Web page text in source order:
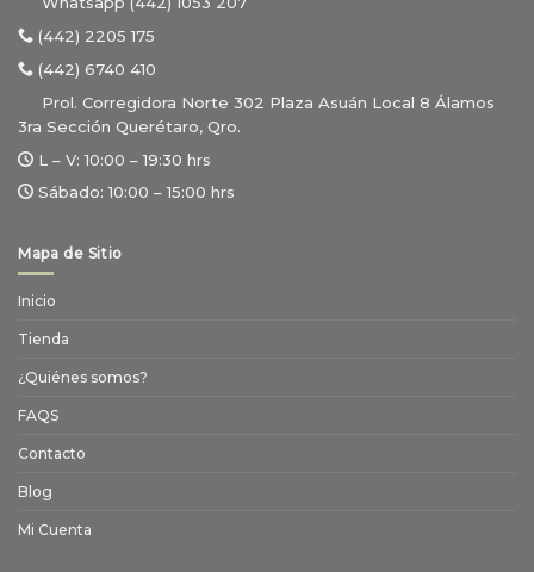
(442) 2205 175
(442) 6740 410
Prol. Corregidora Norte 302 Plaza Asuán Local 8 Álamos
3ra Sección Querétaro, Qro.
L – V: 10:00 – 19:30 hrs
Sábado: 10:00 – 15:00 hrs
Mapa de Sitio
Inicio
Tienda
¿Quiénes somos?
FAQS
Contacto
Blog
Mi Cuenta